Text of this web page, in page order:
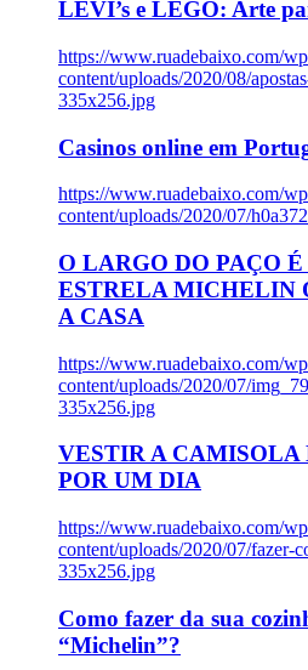
LEVI’s e LEGO: Arte
https://www.ruadebaixo.com/
content/uploads/2020/08/
335x256.jpg
Casinos online em
https://www.ruadebaixo.com/
content/uploads/2020/07/
O LARGO DO PAÇO
ESTRELA MICHELIN
A CASA
https://www.ruadebaixo.com/
content/uploads/2020/07/
335x256.jpg
VESTIR A CAMISOLA
POR UM DIA
https://www.ruadebaixo.com/
content/uploads/2020/07/fazer-
335x256.jpg
Como fazer da sua
“Michelin”?